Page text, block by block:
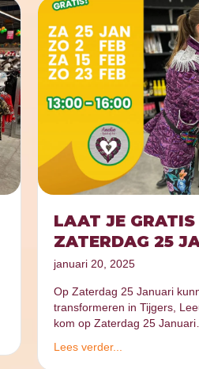
LAAT JE GRATIS
ZATERDAG 25
januari 20, 2025
Op Zaterdag 25 Januari
transformeren in Tijgers,
kom op Zaterdag 25
Lees verder...